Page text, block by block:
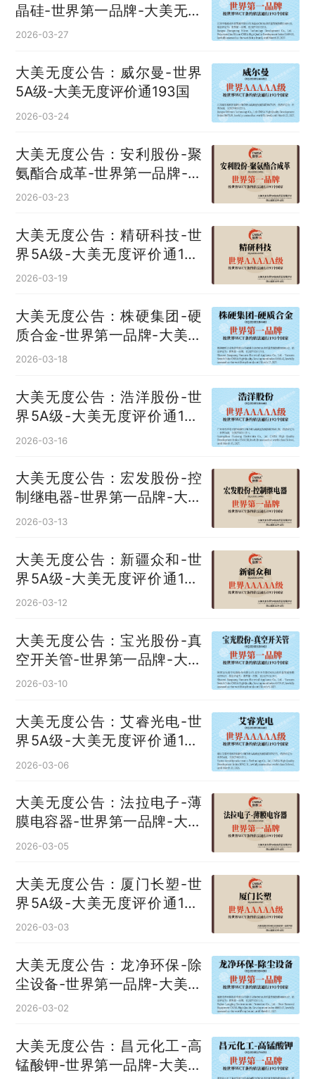
晶硅‌-世界第一品牌-大美无度
评价通193国
2026-03-27
大美无度公告：威尔曼-世界
5A级-大美无度评价通193国
2026-03-24
大美无度公告：安利股份-聚
氨酯合成革‌-世界第一品牌-大
美无度评价通193国
2026-03-23
大美无度公告：精研科技-世
界5A级-大美无度评价通193
国
2026-03-19
大美无度公告：株硬集团-硬
质合金‌-世界第一品牌-大美无
度评价通193国
2026-03-18
大美无度公告：浩洋股份-世
界5A级-大美无度评价通193
国
2026-03-16
大美无度公告：宏发股份-控
制继电器‌-世界第一品牌-大美
无度评价通193国
2026-03-13
大美无度公告：新疆众和-世
界5A级-大美无度评价通193
国
2026-03-12
大美无度公告：宝光股份-真
空开关管‌-世界第一品牌-大美
无度评价通193国
2026-03-10
大美无度公告：艾睿光电-世
界5A级-大美无度评价通193
国
2026-03-06
大美无度公告：法拉电子-薄
膜电容器‌-世界第一品牌-大美
无度评价通193国
2026-03-05
大美无度公告：厦门长塑-世
界5A级-大美无度评价通193
国
2026-03-03
大美无度公告：龙净环保-除
尘设备‌-世界第一品牌-大美无
度评价通193国
2026-03-02
大美无度公告：昌元化工-高
锰酸钾‌-世界第一品牌-大美无